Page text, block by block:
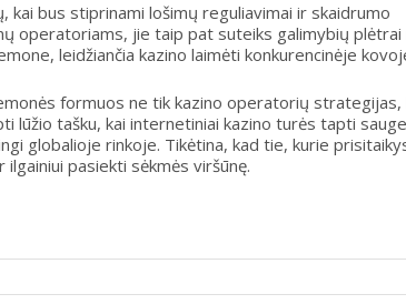
bus stiprinami lošimų reguliavimai ir skaidrumo
operatoriams, jie taip pat suteiks galimybių plėtrai
leidžiančia kazino laimėti konkurencinėje
formuos ne tik kazino operatorių
tašku, kai internetiniai kazino turės tapti
globalioje rinkoje. Tikėtina, kad tie, kurie
pasiekti sėkmės viršūnę.